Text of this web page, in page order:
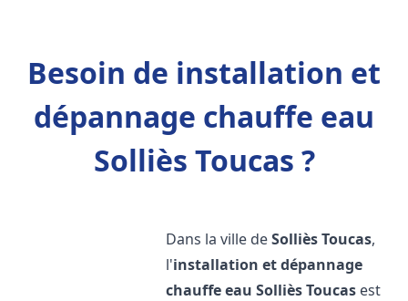
Besoin de installation et
dépannage chauffe eau
Solliès Toucas ?
Dans la ville deSolliès Toucas,
l'installation et dépannage
chauffe eau Solliès Toucas est